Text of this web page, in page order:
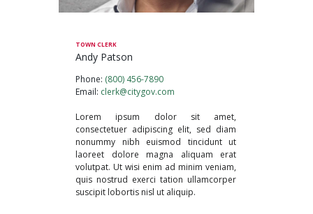
TOWN CLERK
Andy Patson
Phone: (800) 456-7890
Email: clerk@citygov.com
Lorem ipsum dolor sit amet,
consectetuer adipiscing elit, sed diam
nonummy nibh euismod tincidunt ut
laoreet dolore magna aliquam erat
volutpat. Ut wisi enim ad minim veniam,
quis nostrud exerci tation ullamcorper
suscipit lobortis nisl ut aliquip.